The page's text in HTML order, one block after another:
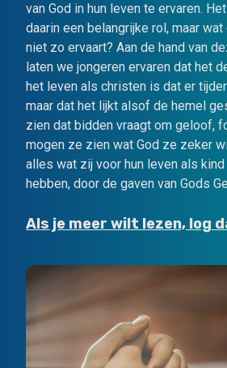
van God in hun leven te ervaren.
daarin een belangrijke rol, maar
niet zo ervaart? Aan de hand van
laten we jongeren ervaren dat het
het leven als christen is dat er
maar dat het lijkt alsof de hemel
zien dat bidden vraagt om geloof,
mogen ze zien wat God ze zeker
alles wat zij voor hun leven als
hebben, door de gaven van Gods
Als je meer wilt lezen, log